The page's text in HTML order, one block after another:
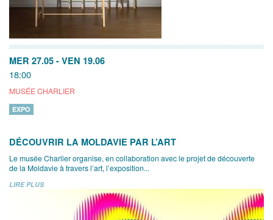
MER 27.05 - VEN 19.06
18:00
MUSÉE CHARLIER
EXPO
DÉCOUVRIR LA MOLDAVIE PAR L’ART
Le musée Charlier organise, en collaboration avec le projet de découverte
de la Moldavie à travers l’art, l’exposition...
LIRE PLUS